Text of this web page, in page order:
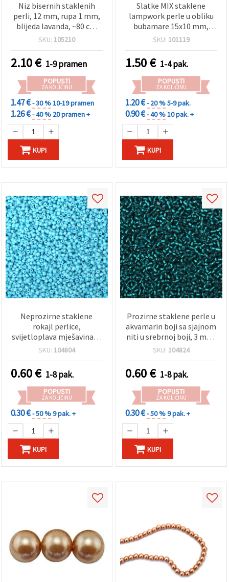
Niz bisernih staklenih
perli, 12 mm, rupa 1 mm,
blijeda lavanda, ~80 cm
(~70 kom), za DIY ogrlice,
SKU: 105210
2.10€ 1-9 pramen
POPUSTI
ZA KOLIČINU
1.47 €- 30 %10-19 pramen
1.26 €- 40 % 20 pramen +
KUPI
Slatke MIX staklene
lampwork perle u obliku
bubamare 15x10 mm,
rupa 1,5–2 mm – savršene
DIY projekte – pakiranje
od 4 kom
SKU: 101119
1.50€ 1-4 pak.
POPUSTI
ZA KOLIČINU
1.20 €- 20 %5-9 pak.
0.90 €- 40 %10 pak. +
KUPI
Neprozirne staklene
rokajl perlice,
svijetloplava mješavina, 2
mm, 50 g – idealne za
dekoraciju
SKU: 104804
0.60€ 1-8 pak.
POPUSTI
ZA KOLIČINU
0.30 €- 50 %9 pak. +
KUPI
Prozirne staklene perle u
akvamarin boji sa sjajnom
niti u srebrnoj boji, 3 mm,
50 g
SKU: 104824
0.60€ 1-8 pak.
POPUSTI
ZA KOLIČINU
0.30 €- 50 %9 pak. +
KUPI